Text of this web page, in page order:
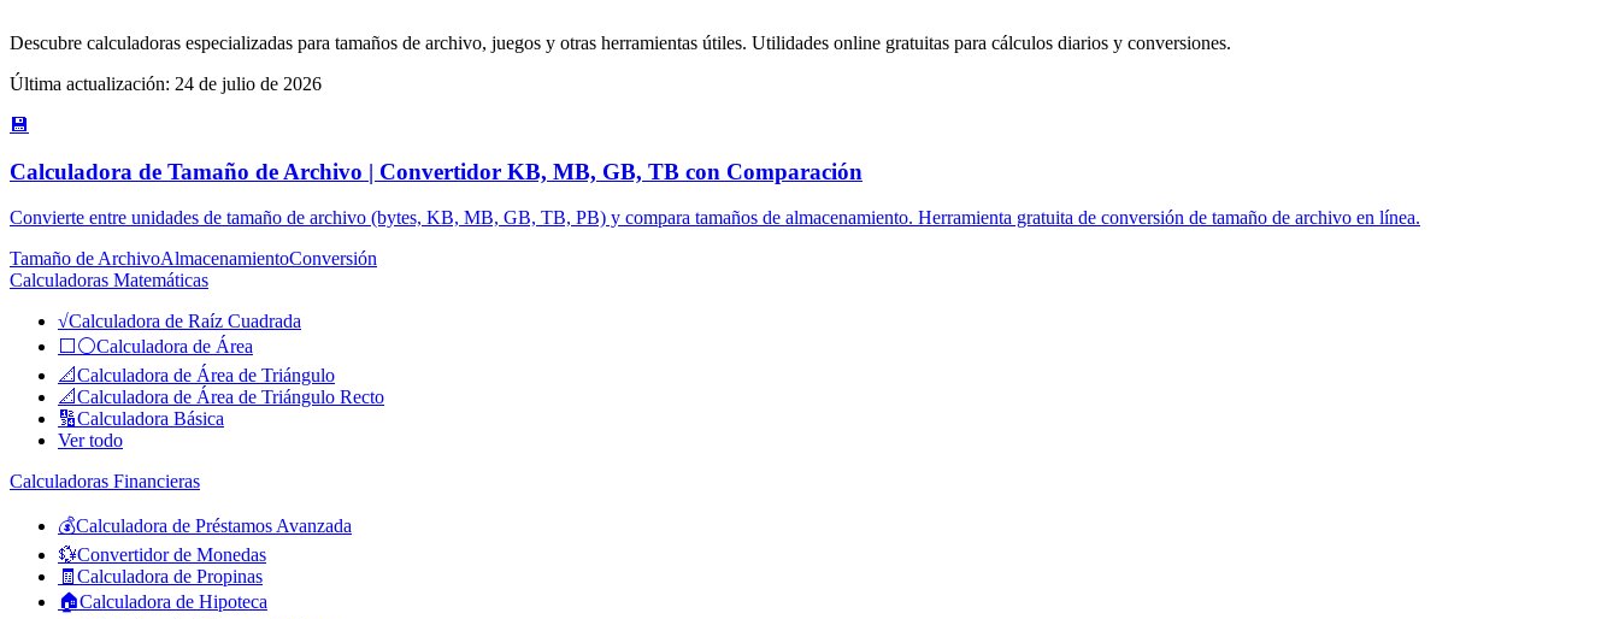
Descubre calculadoras especializadas para tamaños de archivo, juegos y otras herramientas útiles. Utilidades online gratuitas para cálculos diarios y conversiones.
Última actualización: 24 de julio de 2026
💾
Calculadora de Tamaño de Archivo | Convertidor KB, MB, GB, TB con Comparación
Convierte entre unidades de tamaño de archivo (bytes, KB, MB, GB, TB, PB) y compara tamaños de almacenamiento. Herramienta gratuita de conversión de tamaño de archivo en línea.
Tamaño de ArchivoAlmacenamientoConversión
Calculadoras Matemáticas
√Calculadora de Raíz Cuadrada
⬜⚪Calculadora de Área
📐Calculadora de Área de Triángulo
📐Calculadora de Área de Triángulo Recto
🔢Calculadora Básica
Ver todo
Calculadoras Financieras
💰Calculadora de Préstamos Avanzada
💱Convertidor de Monedas
🧾 Calculadora de Propinas
🏠Calculadora de Hipoteca